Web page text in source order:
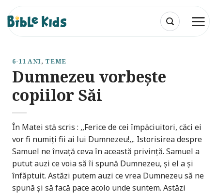
content
6-11 ANI, TEME
Dumnezeu vorbește
copiilor Săi
În Matei stă scris : ,,Ferice de cei împăciuitori, căci ei
vor fi numiţi fii ai lui Dumnezeu!,,. Istorisirea despre
Samuel ne învață ceva în această privință. Samuel a
putut auzi ce voia să îi spună Dumnezeu, și el a și
înfăptuit. Astăzi putem auzi ce vrea Dumnezeu să ne
spună și să facă pace acolo unde suntem. Astăzi